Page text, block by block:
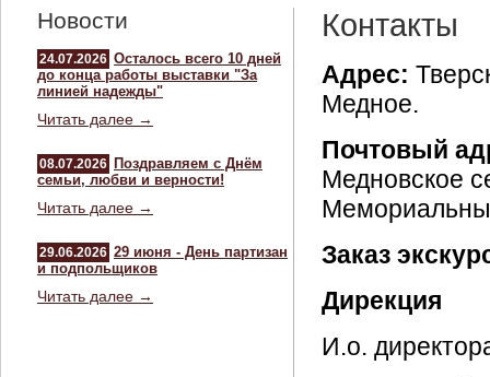
Новости
24.07.2026 Осталось всего 10 дней
до конца работы выставки "За
линией надежды"
Читать далее →
08.07.2026 Поздравляем с Днём
семьи, любви и верности!
Читать далее →
29.06.2026 29 июня - День партизан
и подпольщиков
Читать далее →
Контакты
Адрес:
Медное.
Почтовый
Медновское
Заказ
Дирекция
И.о.